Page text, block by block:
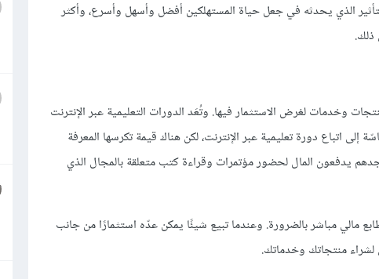
الذي يحدثه في جعل حياة المستهلكين أفضل وأسهل وأسرع، وأكثر
ذلك.
وخدمات لغرض الاستثمار فيها. وتُعَد الدورات التعليمية عبر الإنترنت
اتباع دورة تعليمية عبر الإنترنت، لكن هناك قيمة تكرسها المعرفة
يدفعون المال لحضور مؤتمرات وقراءة كتب متعلقة بالمجال الذي
مالي مباشر بالضرورة. وعندما تبيع شيئًا يمكن عدّه استثمارًا من جانب
لشراء منتجاتك وخدماتك.